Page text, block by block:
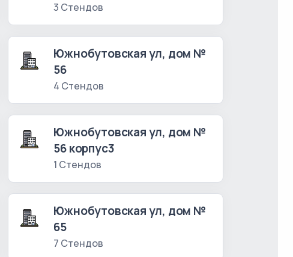
3 Стендов
Южнобутовская ул, дом №
56
4 Стендов
Южнобутовская ул, дом №
56 корпус3
1 Стендов
Южнобутовская ул, дом №
65
7 Стендов